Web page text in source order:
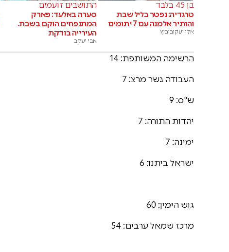
בן 45 בלבד
טרגדיה: נפטר בליל שבת
והותיר אלמנה עם 7 יתומים
אלי יעקובוביץ
התושבים זועמים
סערה באלעד: פארק
המתנפחים הוקם בשבת.
העירייה בודקת
אבי יעקב
הרשימה המשותפת: 14
העבודה גשר מרצ: 7
ש"ס: 9
יהדות התורה: 7
ימינה: 7
ישראל ביתנו: 6
גוש הימין: 60
מרכז שמאל ערבים: 54